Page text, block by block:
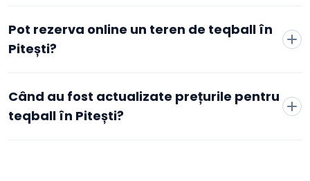
mijlocul săptămânii sunt mai accesibile decât cele de seară
sau de weekend. Pentru tarifele exacte și disponibilitatea în
timp real, poți compara direct cluburile listate pe această
Pot rezerva online un teren de teqball în
Pitești?
Când au fost actualizate prețurile pentru
teqball în Pitești?